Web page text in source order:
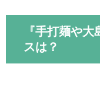
『手打麺や
スは？